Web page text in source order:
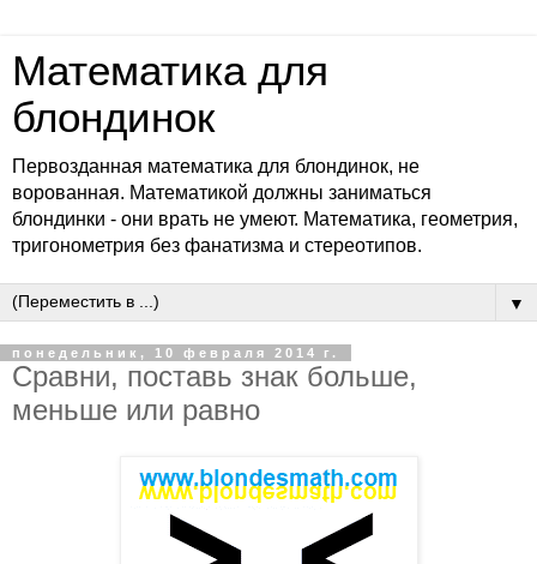
Математика для
блондинок
Первозданная математика для блондинок, не
ворованная. Математикой должны заниматься
блондинки - они врать не умеют. Математика, геометрия,
тригонометрия без фанатизма и стереотипов.
▼
понедельник, 10 февраля 2014 г.
Сравни, поставь знак больше,
меньше или равно